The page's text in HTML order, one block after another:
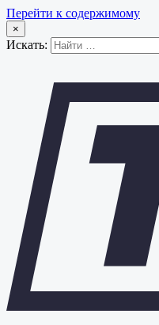
Перейти к содержимому
×
Искать: